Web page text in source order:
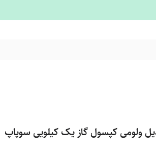
ولومی کپسول گاز یک کیلویی سوپاپ